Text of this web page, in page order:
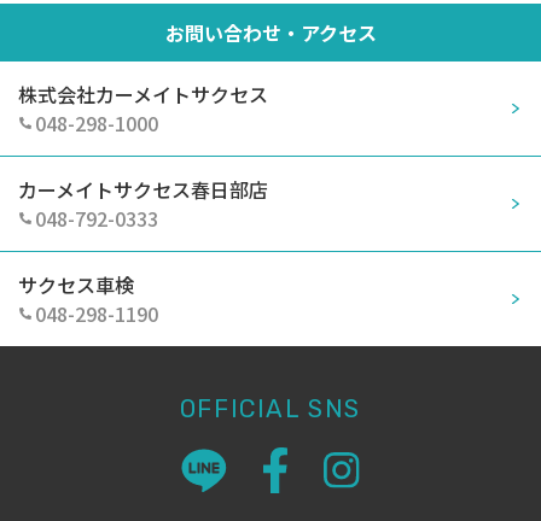
お問い合わせ・アクセス
株式会社カーメイトサクセス
048-298-1000
カーメイトサクセス春日部店
048-792-0333
サクセス車検
048-298-1190
OFFICIAL SNS